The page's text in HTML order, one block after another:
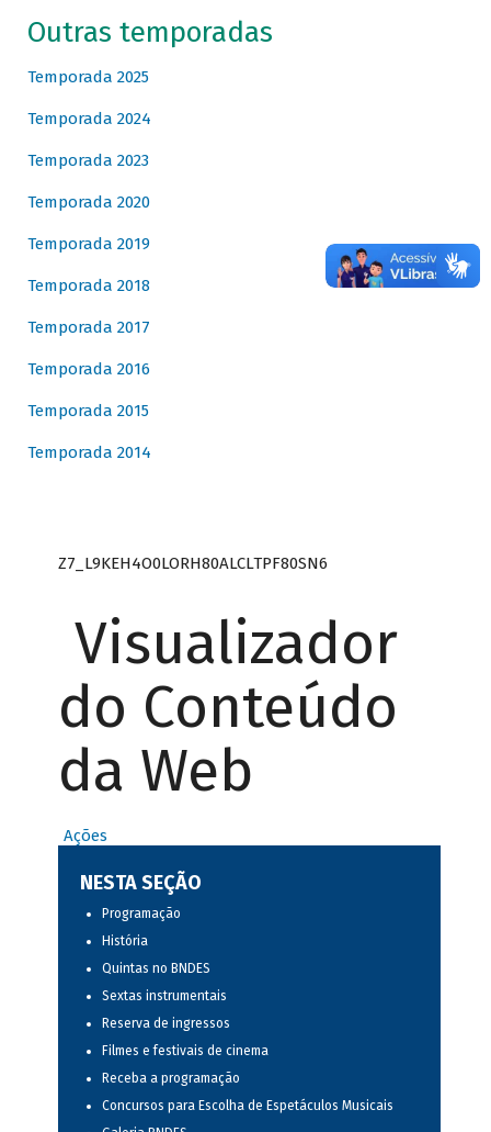
Outras temporadas
Temporada 2025
Temporada 2024
Temporada 2023
Temporada 2020
Temporada 2019
Temporada 2018
Temporada 2017
Temporada 2016
Temporada 2015
Temporada 2014
Z7_L9KEH4O0LORH80ALCLTPF80SN6
Visualizador
do Conteúdo
da Web
Ações
NESTA SEÇÃO
Programação
História
Quintas no BNDES
Sextas instrumentais
Reserva de ingressos
Filmes e festivais de cinema
Receba a programação
Concursos para Escolha de Espetáculos Musicais